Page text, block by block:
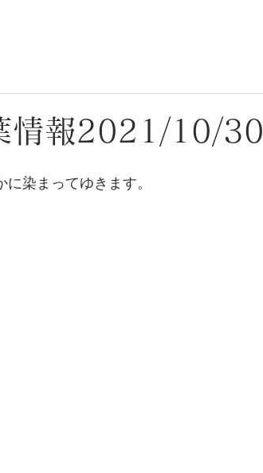
情報2021/10/30
染まってゆきます。